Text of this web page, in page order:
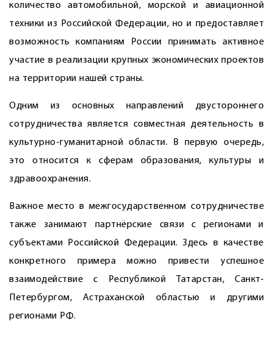
количество автомобильной, морской и авиационной
техники из Российской Федерации, но и предоставляет
возможность компаниям России принимать активное
участие в реализации крупных экономических проектов
на территории нашей страны.
Одним из основных направлений двустороннего
сотрудничества является совместная деятельность в
культурно-гуманитарной области. В первую очередь,
это относится к сферам образования, культуры и
здравоохранения.
Важное место в межгосударственном сотрудничестве
также занимают партнёрские связи с регионами и
субъектами Российской Федерации. Здесь в качестве
конкретного примера можно привести успешное
взаимодействие с Республикой Татарстан, Санкт-
Петербургом, Астраханской областью и другими
регионами РФ.